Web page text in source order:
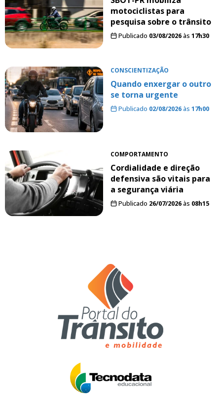
motociclistas para
pesquisa sobre o trânsito
Publicado 03/08/2026às 17h30
CONSCIENTIZAÇÃO
Quando enxergar o outro
se torna urgente
Publicado 02/08/2026às 17h00
COMPORTAMENTO
Cordialidade e direção
defensiva são vitais para
a segurança viária
Publicado 26/07/2026às 08h15